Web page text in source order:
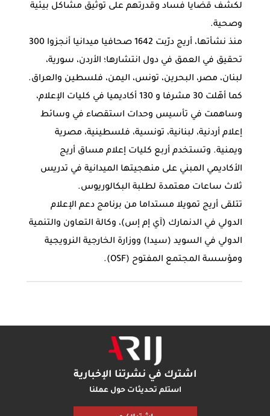
لكشف قضايا فساد وقدرتهم على توثيق مشاكل بيئية
وصحية.
منذ نشأتها، أريج درّبت 1642 صحافيا ميدانيا أنجزوا 300
تحقيق في العمق في دول انتشارها؛ الأردن، سورية،
لبنان، مصر، البحرين، تونس، اليمن، فلسطين والعراق.
كما أهّلت 30 مشرفا و 130 أكاديميا في كليات الإعلام،
وساهمت في تأسيس وحدات استقصاء في وسائط
إعلام أردنية، لبنانية، تونسية، فلسطينية، مصرية
ويمنية. وتستخدم أربع كليات إعلام مساق أريج
الأكاديمي المبني على منهجيتها الميدانية في تدريس
ثلاث ساعات معتمدة لطلبة البكالوريوس.
تتلقى أريج تمويلا مستداما من برنامج دعم الإعلام
الدولي في الدنمارك (آي إم إس)، وكالة التعاون والتنمية
الدولي في السويد (سيدا) ووزارة الخارجية النرويجية
ومؤسسة المجتمع المفتوح (OSF).
اشترك في نشرتنا الإخبارية
استلم تحديثات حول عملنا